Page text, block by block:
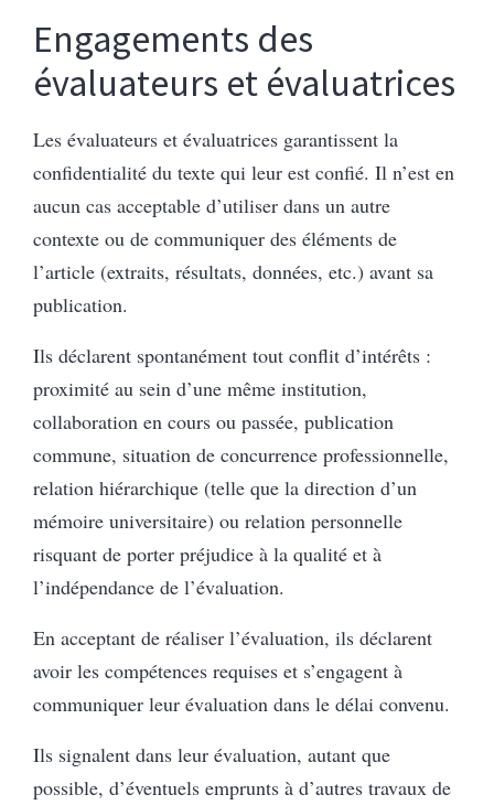
Engagements des
évaluateurs et évaluatrices
Les évaluateurs et évaluatrices garantissent la
confidentialité du texte qui leur est confié. Il n’est en
aucun cas acceptable d’utiliser dans un autre
contexte ou de communiquer des éléments de
l’article (extraits, résultats, données, etc.) avant sa
publication.
Ils déclarent spontanément tout conflit d’intérêts :
proximité au sein d’une même institution,
collaboration en cours ou passée, publication
commune, situation de concurrence professionnelle,
relation hiérarchique (telle que la direction d’un
mémoire universitaire) ou relation personnelle
risquant de porter préjudice à la qualité et à
l’indépendance de l’évaluation.
En acceptant de réaliser l’évaluation, ils déclarent
avoir les compétences requises et s’engagent à
communiquer leur évaluation dans le délai convenu.
Ils signalent dans leur évaluation, autant que
possible, d’éventuels emprunts à d’autres travaux de